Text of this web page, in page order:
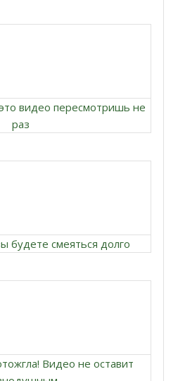
видео пересмотришь не
раз
будете смеяться долго
Видео не оставит